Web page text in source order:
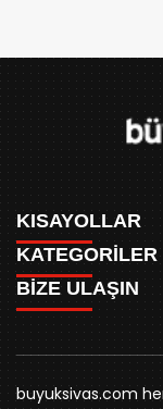
KISAYOLLAR
ANASAYFA
AKSU CANLI
MEYDAN CANLI
MEDRESELER CANLI
MERAKÜM CANLI
YUKARI TEKKE
KATEGORİLER
WHATSAPP
SPOR
SİYASET
BELEDİYE
SİVAS VALİLİĞİ
BİZE ULAŞIN
0346 221 00 60
buyuksivas.com